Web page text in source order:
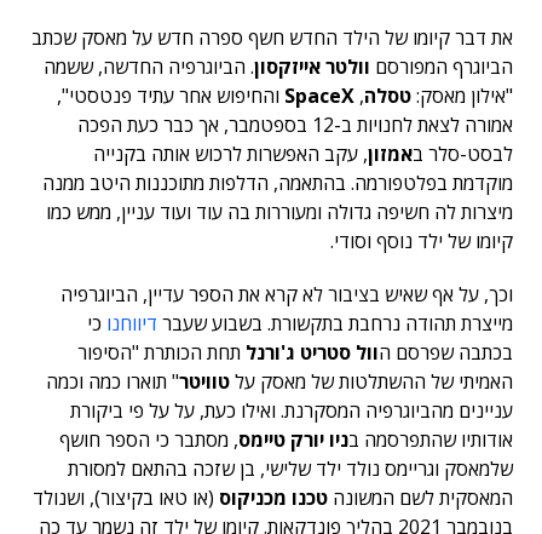
את דבר קיומו של הילד החדש חשף ספרה חדש על מאסק שכתב
הביוגרף המפורסם וולטר אייזקסון. הביוגרפיה החדשה, ששמה
"אילון מאסק:טסלה,
SpaceX והחיפוש אחר עתיד פנטסטי",
אמורה לצאת לחנויות ב-12 בספטמבר, אך כבר כעת הפכה
לבסט-סלר באמזון, עקב האפשרות לרכוש אותה בקנייה
מוקדמת בפלטפורמה. בהתאמה, הדלפות מתוכננות היטב ממנה
מיצרות לה חשיפה גדולה ומעוררות בה עוד ועוד עניין, ממש כמו
קיומו של ילד נוסף וסודי.
וכך, על אף שאיש בציבור לא קרא את הספר עדיין, הביוגרפיה
מייצרת תהודה נרחבת בתקשורת. בשבוע שעבר דיווחנו כי
בכתבה שפרסם הוול סטריט ג'ורנל תחת הכותרת "הסיפור
האמיתי של ההשתלטות של מאסק עלטוויטר" תוארו כמה וכמה
עניינים מהביוגרפיה המסקרנת. ואילו כעת, על על פי ביקורת
אודותיו שהתפרסמה בניו יורק טיימס, מסתבר כי הספר חושף
שלמאסק וגריימס נולד ילד שלישי, בן שזכה בהתאם למסורת
המאסקית לשם המשונה טכנו מכניקוס (או טאו בקיצור), ושנולד
בנובמבר 2021 בהליך פונדקאות. קיומו של ילד זה נשמר עד כה